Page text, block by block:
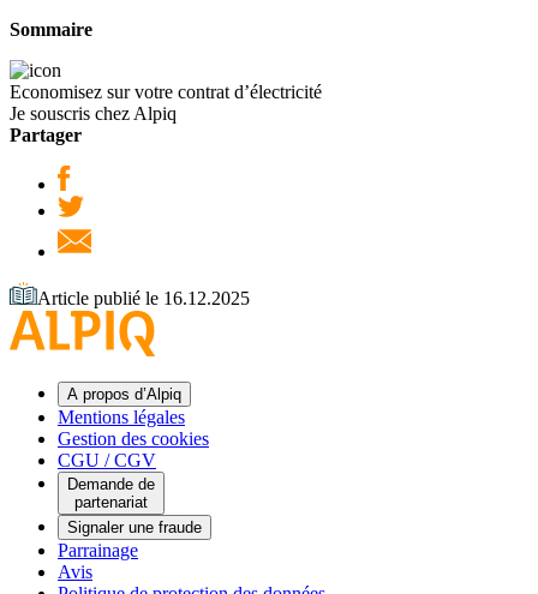
Sommaire
Economisez sur votre contrat d’électricité
Je souscris chez Alpiq
Partager
Article publié le 16.12.2025
A propos d’Alpiq
Mentions légales
Gestion des cookies
CGU / CGV
Demande de
partenariat
Signaler une fraude
Parrainage
Avis